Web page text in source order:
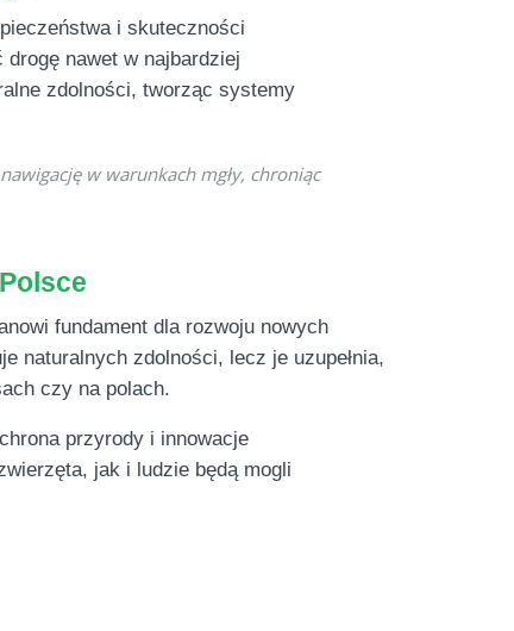
i skuteczności
nawet w najbardziej
zdolności, tworząc systemy
w warunkach mgły, chroniąc
fundament dla rozwoju nowych
naturalnych zdolności, lecz je uzupełnia,
czy na polach.
przyrody i innowacje
jak i ludzie będą mogli